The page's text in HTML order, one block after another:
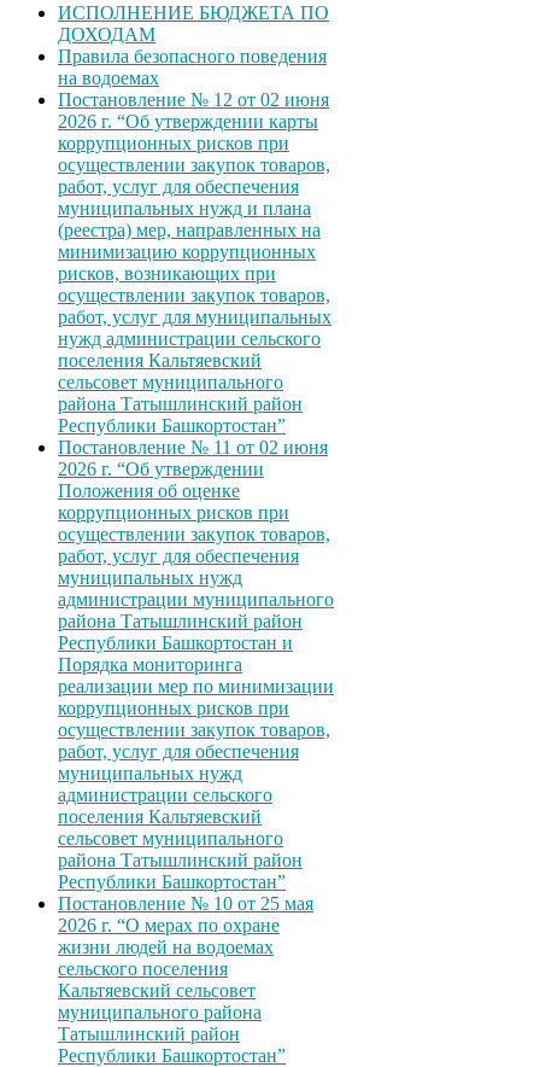
ИСПОЛНЕНИЕ БЮДЖЕТА ПО
ДОХОДАМ
Правила безопасного поведения
на водоемах
Постановление № 12 от 02 июня
2026 г. “Об утверждении карты
коррупционных рисков при
осуществлении закупок товаров,
работ, услуг для обеспечения
муниципальных нужд и плана
(реестра) мер, направленных на
минимизацию коррупционных
рисков, возникающих при
осуществлении закупок товаров,
работ, услуг для муниципальных
нужд администрации сельского
поселения Кальтяевский
сельсовет муниципального
района Татышлинский район
Республики Башкортостан”
Постановление № 11 от 02 июня
2026 г. “Об утверждении
Положения об оценке
коррупционных рисков при
осуществлении закупок товаров,
работ, услуг для обеспечения
муниципальных нужд
администрации муниципального
района Татышлинский район
Республики Башкортостан и
Порядка мониторинга
реализации мер по минимизации
коррупционных рисков при
осуществлении закупок товаров,
работ, услуг для обеспечения
муниципальных нужд
администрации сельского
поселения Кальтяевский
сельсовет муниципального
района Татышлинский район
Республики Башкортостан”
Постановление № 10 от 25 мая
2026 г. “О мерах по охране
жизни людей на водоемах
сельского поселения
Кальтяевский сельсовет
муниципального района
Татышлинский район
Республики Башкортостан”